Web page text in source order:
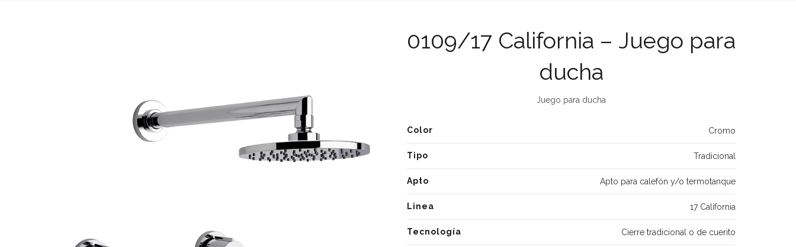
0109/17 California – Juego para
ducha
Juego para ducha
Color Cromo
Tipo Tradicional
Apto Apto para calefón y/o termotanque
Linea 17 California
Tecnología Cierre tradicional o de cuerito